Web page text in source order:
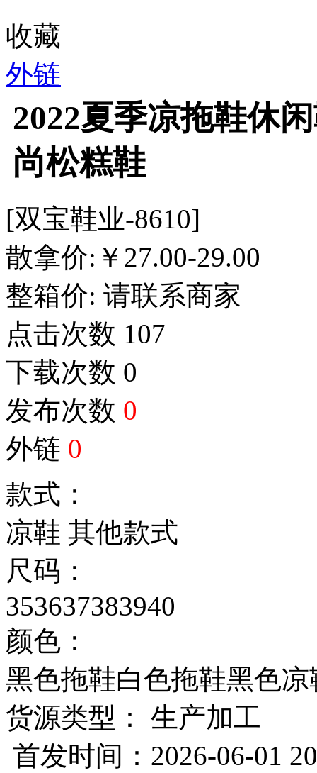
收藏
外链
2022夏季凉拖鞋休
尚松糕鞋
[双宝鞋业-8610]
散拿价: ￥ 27.00-29.00
整箱价: 请联系商家
点击次数 107
下载次数 0
发布次数 0
外链 0
款式：
凉鞋 其他款式
尺码：
353637383940
颜色：
黑色拖鞋白色拖鞋黑色凉
货源类型： 生产加工
首发时间：2026-06-01